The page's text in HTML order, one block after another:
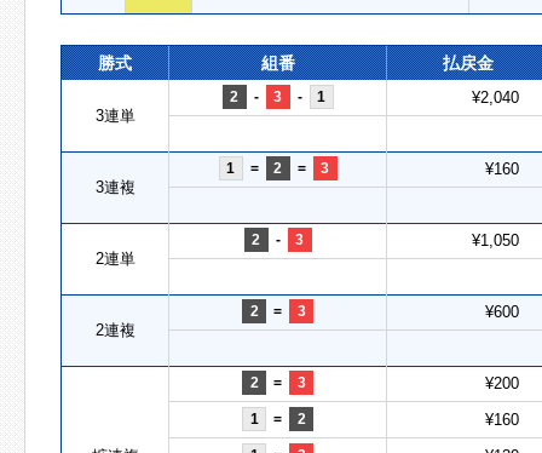
勝式 組番 払戻金
3連単
2 - 3 - 1 ¥2,040
3連複
1 = 2 = 3 ¥160
2連単
2 - 3 ¥1,050
2連複
2 = 3 ¥600
2 = 3 ¥200
1 = 2 ¥160